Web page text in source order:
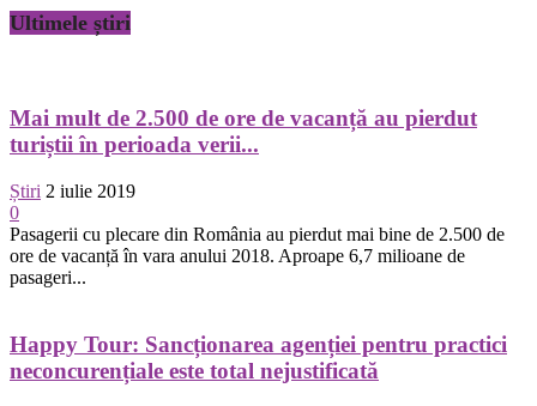
Ultimele știri
Mai mult de 2.500 de ore de vacanță au pierdut
turiștii în perioada verii...
Știri 2 iulie 2019
0
Pasagerii cu plecare din România au pierdut mai bine de 2.500 de
ore de vacanță în vara anului 2018. Aproape 6,7 milioane de
pasageri...
Happy Tour: Sancționarea agenției pentru practici
neconcurențiale este total nejustificată